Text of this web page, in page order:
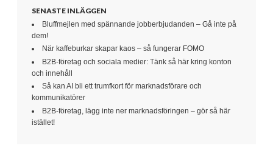
SENASTE INLÄGGEN
Bluffmejlen med spännande jobberbjudanden – Gå inte på
dem!
När kaffeburkar skapar kaos – så fungerar FOMO
B2B-företag och sociala medier: Tänk så här kring konton
och innehåll
Så kan AI bli ett trumfkort för marknadsförare och
kommunikatörer
B2B-företag, lägg inte ner marknadsföringen – gör så här
istället!